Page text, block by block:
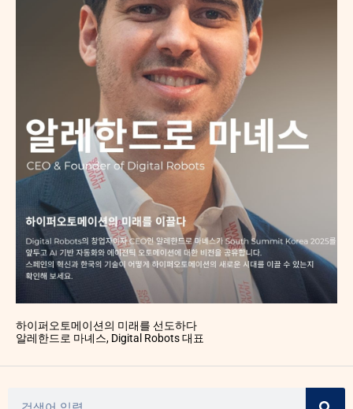
하이퍼오토메이션의 미래를 선도하다
알레한드로 마녜스, Digital Robots 대표